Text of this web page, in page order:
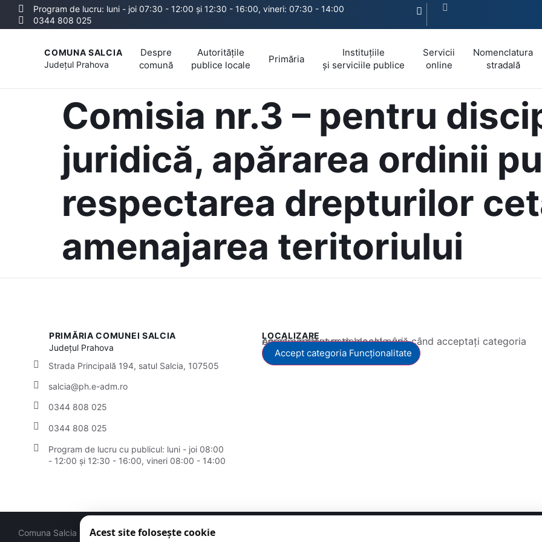
Program de lucru: luni - joi 07:30 - 12:00 și 12:30 - 16:00, vineri: 07:30 - 14:00
0344 808 025
COMUNA SALCIA
Județul Prahova
Despre
comună
Autoritățile
publice locale
Primăria
Instituțiile
și serviciile publice
Servicii
online
Nomenclatura
stradală
Comisia nr.3 – pentru
juridică, apărarea ordinii
respectarea drepturilor
amenajarea teritoriului
PRIMĂRIA COMUNEI SALCIA
Județul Prahova
Strada Principală 194, satul Salcia, 107505
salcia@ph.e-adm.ro
0344 808 025
0344 808 025
Program de lucru cu publicul: luni - joi 08:00
- 12:00 și 12:30 - 16:00, vineri 08:00 - 14:00
LOCALIZARE
Acest conținut este blocat până când acceptați categoria corespunzătoare de cookie-uri.
Accept categoria Funcționalitate
Comuna Salcia | Județul Prahova © 2026Toate drepturile rezervate
Acest site folosește cookie